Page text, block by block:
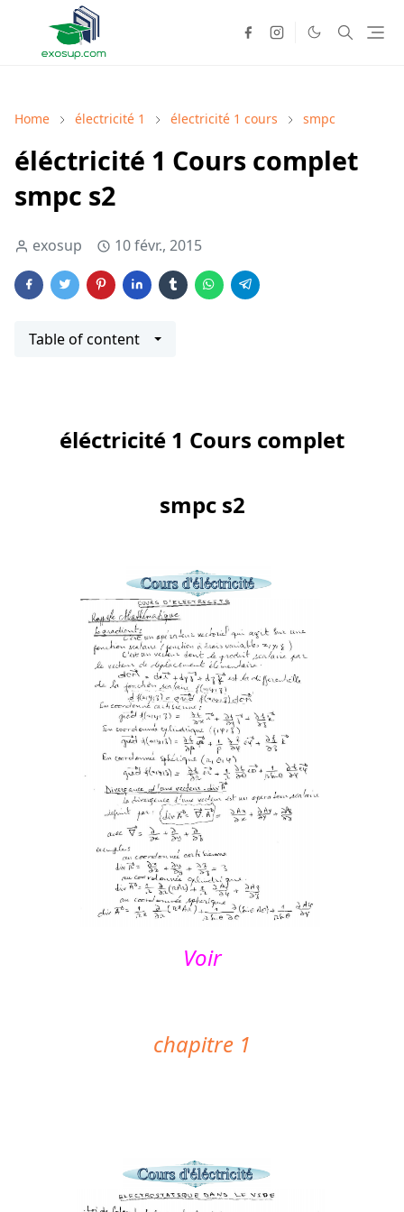
Home électricité 1 électricité 1 cours smpc
éléctricité 1 Cours complet
smpc s2
exosup 10 févr., 2015
Table of content
éléctricité 1 Cours complet
smpc s2
Voir
chapitre 1